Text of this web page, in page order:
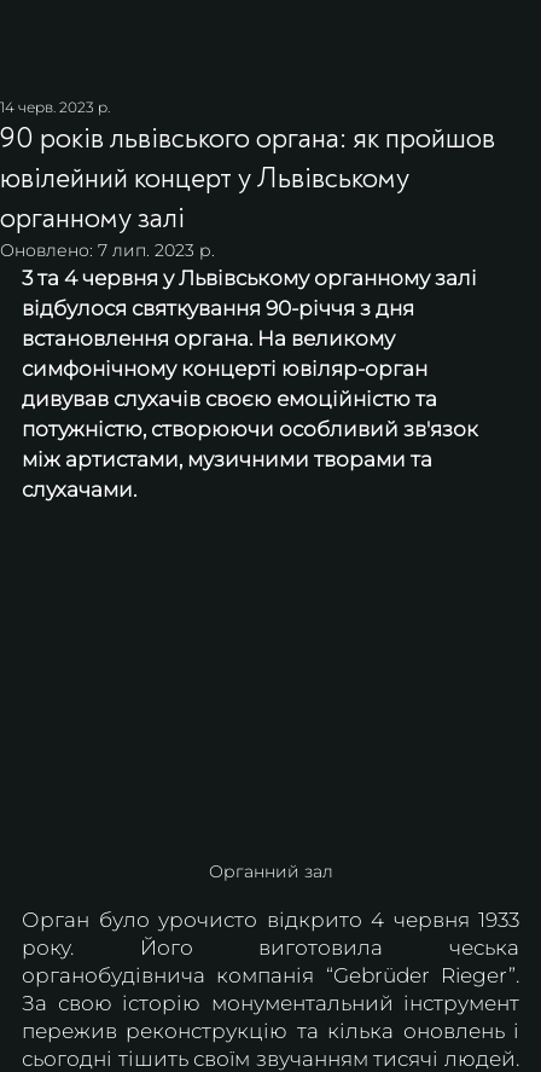
90 років львівського органа: як пройшов
ювілейний концерт у Львівському
органному залі
14 черв. 2023 р.
Оновлено: 7 лип. 2023 р.
3 та 4 червня у Львівському органному залі
відбулося святкування 90-річчя з дня
встановлення органа. На великому
симфонічному концерті ювіляр-орган
дивував слухачів своєю емоційністю та
потужністю, створюючи особливий зв'язок
між артистами, музичними творами та
слухачами.
Органний зал
Орган було урочисто відкрито 4 червня 1933
року. Його виготовила чеська
органобудівнича компанія “Gebrüder Rieger”.
За свою історію монументальний інструмент
пережив реконструкцію та кілька оновлень і
сьогодні тішить своїм звучанням тисячі людей.